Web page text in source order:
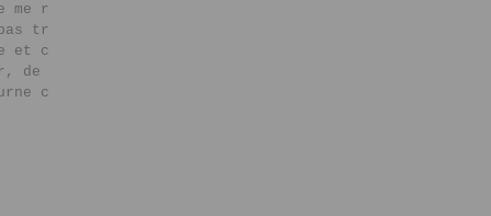
me r
tr
et c
de
c